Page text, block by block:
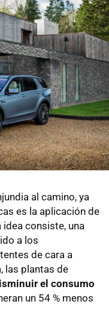
al camino, ya
es la aplicación de
consiste, una
a los
de cara a
las plantas de
el consumo
un 54 % menos